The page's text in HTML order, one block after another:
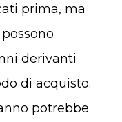
prima, ma
derivanti
di acquisto.
potrebbe